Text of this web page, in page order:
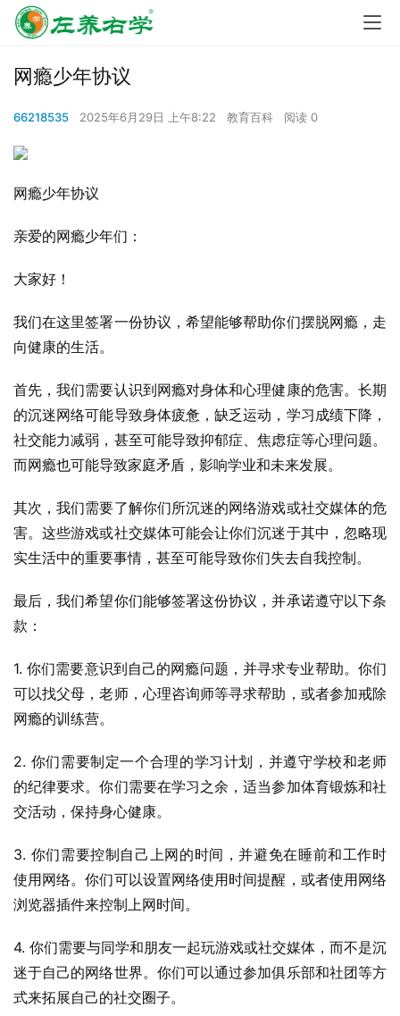
网瘾少年协议
66218535 2025年6月29日 上午8:22 教育百科 阅读 0
网瘾少年协议
亲爱的网瘾少年们：
大家好！
我们在这里签署一份协议，希望能够帮助你们摆脱网瘾，走
向健康的生活。
首先，我们需要认识到网瘾对身体和心理健康的危害。长期
的沉迷网络可能导致身体疲惫，缺乏运动，学习成绩下降，
社交能力减弱，甚至可能导致抑郁症、焦虑症等心理问题。
而网瘾也可能导致家庭矛盾，影响学业和未来发展。
其次，我们需要了解你们所沉迷的网络游戏或社交媒体的危
害。这些游戏或社交媒体可能会让你们沉迷于其中，忽略现
实生活中的重要事情，甚至可能导致你们失去自我控制。
最后，我们希望你们能够签署这份协议，并承诺遵守以下条
款：
1. 你们需要意识到自己的网瘾问题，并寻求专业帮助。你们
可以找父母，老师，心理咨询师等寻求帮助，或者参加戒除
网瘾的训练营。
2. 你们需要制定一个合理的学习计划，并遵守学校和老师
的纪律要求。你们需要在学习之余，适当参加体育锻炼和社
交活动，保持身心健康。
3. 你们需要控制自己上网的时间，并避免在睡前和工作时
使用网络。你们可以设置网络使用时间提醒，或者使用网络
浏览器插件来控制上网时间。
4. 你们需要与同学和朋友一起玩游戏或社交媒体，而不是沉
迷于自己的网络世界。你们可以通过参加俱乐部和社团等方
式来拓展自己的社交圈子。